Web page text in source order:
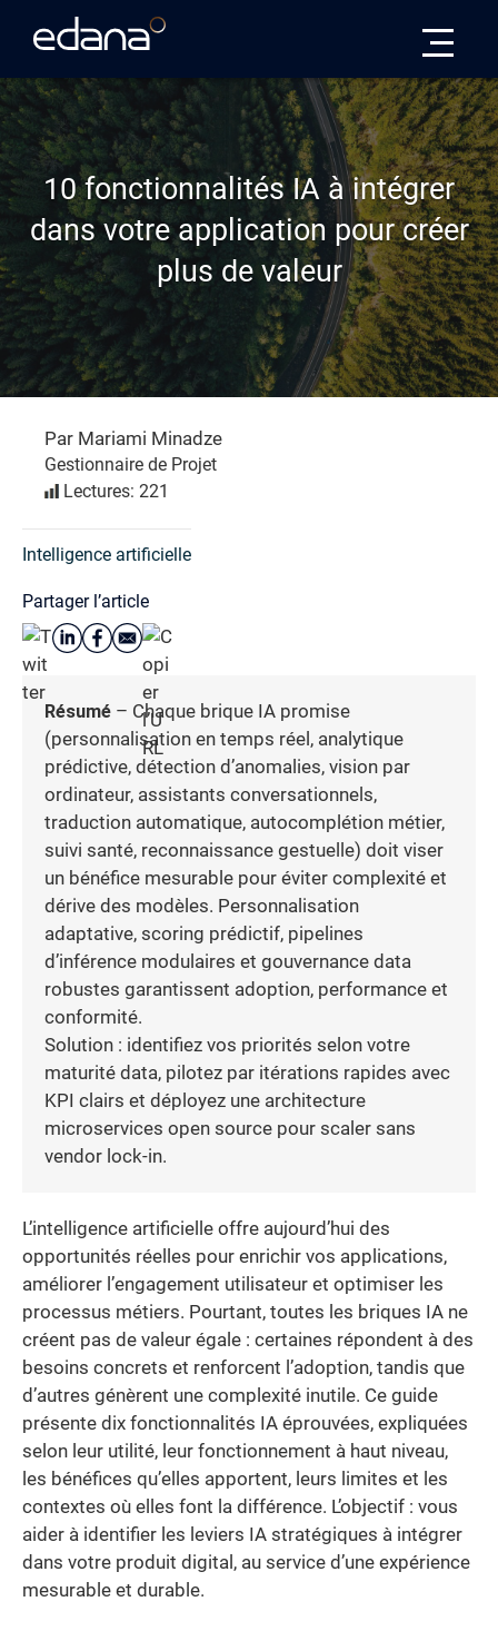
10 fonctionnalités IA à intégrer
dans votre application pour créer
plus de valeur
Par Mariami Minadze
Gestionnaire de Projet
Lectures: 221
Intelligence artificielle
Partager l’article
Résumé – Chaque brique IA promise
(personnalisation en temps réel, analytique
prédictive, détection d’anomalies, vision par
ordinateur, assistants conversationnels,
traduction automatique, autocomplétion métier,
suivi santé, reconnaissance gestuelle) doit viser
un bénéfice mesurable pour éviter complexité et
dérive des modèles. Personnalisation
adaptative, scoring prédictif, pipelines
d’inférence modulaires et gouvernance data
robustes garantissent adoption, performance et
conformité.
Solution : identifiez vos priorités selon votre
maturité data, pilotez par itérations rapides avec
KPI clairs et déployez une architecture
microservices open source pour scaler sans
vendor lock-in.
L’intelligence artificielle offre aujourd’hui des
opportunités réelles pour enrichir vos applications,
améliorer l’engagement utilisateur et optimiser les
processus métiers. Pourtant, toutes les briques IA ne
créent pas de valeur égale : certaines répondent à des
besoins concrets et renforcent l’adoption, tandis que
d’autres génèrent une complexité inutile. Ce guide
présente dix fonctionnalités IA éprouvées, expliquées
selon leur utilité, leur fonctionnement à haut niveau,
les bénéfices qu’elles apportent, leurs limites et les
contextes où elles font la différence. L’objectif : vous
aider à identifier les leviers IA stratégiques à intégrer
dans votre produit digital, au service d’une expérience
mesurable et durable.